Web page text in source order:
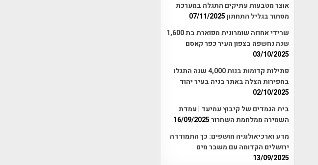
אוצר מטבעות עתיקים התגלה במערכת
מסתור בגליל התחתון07/11/2025
שרידי אחוזה שומרונית מפוארת בת 1,600
שנה נחשפה בצפון העיר כפר קאסם
03/10/2025
פתילות קדומות בנות 4,000 שנה התגלו
בחפירות הצלה באתר בניה בעיר יהוד
02/10/2025
בית הגמדים של קיבוץ עמיעד | עמדת
השמירה ממלחמת השחרור16/09/2025
מדע וארכיאולוגיה חושפים: כך התמודדה
ירושלים הקדומה עם משבר מים
13/09/2025